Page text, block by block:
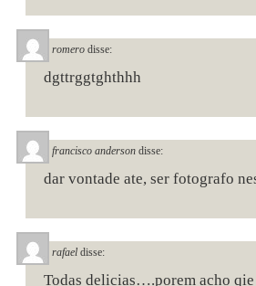
romero disse:
dgttrggtghthhh
francisco anderson disse:
dar vontade ate, ser fotografo
rafael disse:
Todas delicias….porem acho